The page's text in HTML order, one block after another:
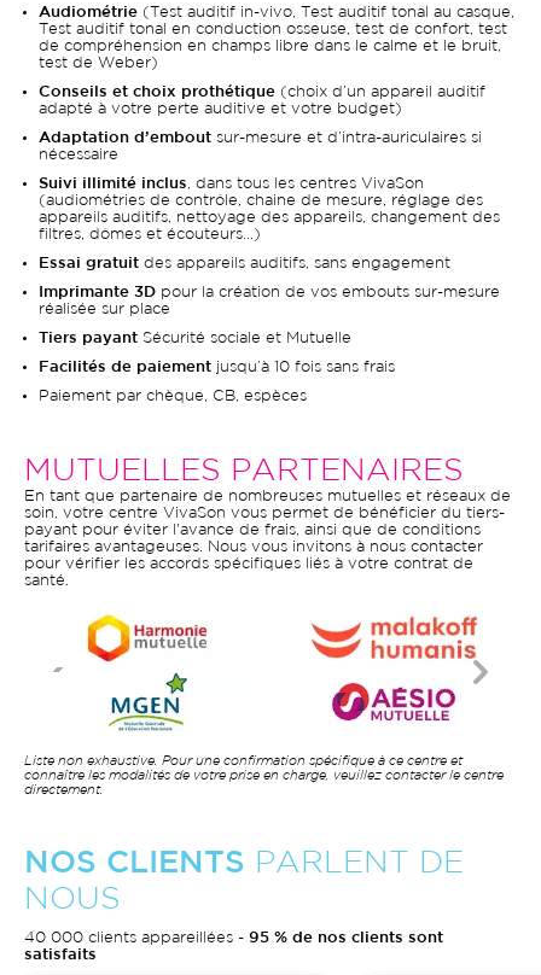
Audiométrie (Test auditif in-vivo, Test auditif tonal au casque,
Test auditif tonal en conduction osseuse, test de confort, test
de compréhension en champs libre dans le calme et le bruit,
test de Weber)
Conseils et choix prothétique (choix d’un appareil auditif
adapté à votre perte auditive et votre budget)
Adaptation d’embout sur-mesure et d’intra-auriculaires si
nécessaire
Suivi illimité inclus , dans tous les centres VivaSon
(audiométries de contrôle, chaine de mesure, réglage des
appareils auditifs, nettoyage des appareils, changement des
filtres, dômes et écouteurs…)
Essai gratuit des appareils auditifs, sans engagement
Imprimante 3D pour la création de vos embouts sur-mesure
réalisée sur place
Tiers payant Sécurité sociale et Mutuelle
Facilités de paiement jusqu’à 10 fois sans frais
Paiement par chèque, CB, espèces
MUTUELLES PARTENAIRES
En tant que partenaire de nombreuses mutuelles et réseaux de
soin, votre centre VivaSon vous permet de bénéficier du tiers-
payant pour éviter l'avance de frais, ainsi que de conditions
tarifaires avantageuses. Nous vous invitons à nous contacter
pour vérifier les accords spécifiques liés à votre contrat de
santé.
Liste non exhaustive. Pour une confirmation spécifique à ce centre et
connaître les modalités de votre prise en charge, veuillez contacter le centre
directement.
NOS CLIENTS PARLENT DE
NOUS
40 000 clients appareillées - 95 % de nos clients sont
satisfaits